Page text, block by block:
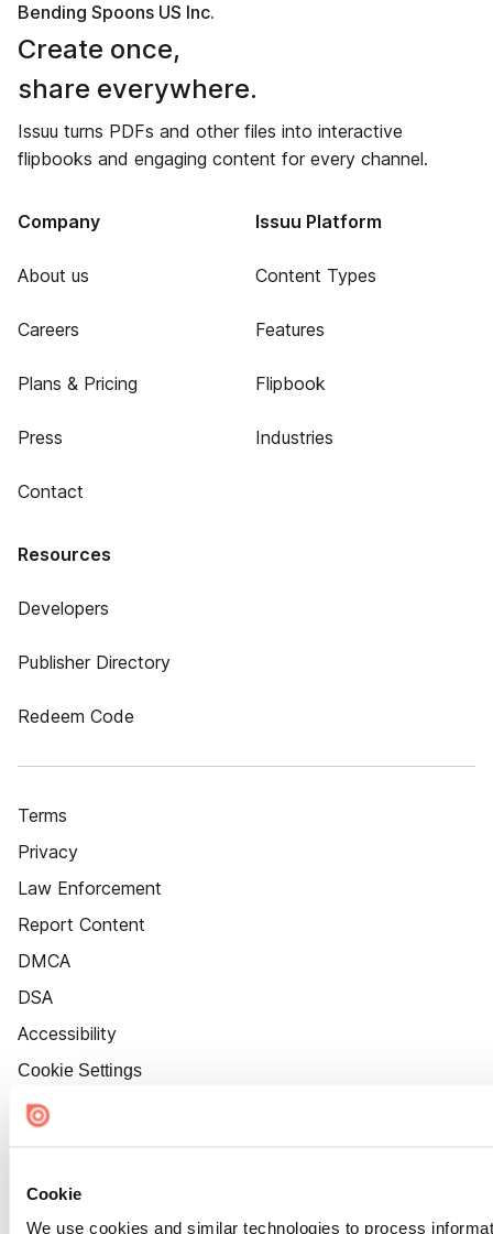
Cookie
We use cookies and similar technologies to process
Bending Spoons US Inc.
Create once,
share everywhere.
Issuu turns PDFs and other files into interactive
flipbooks and engaging content for every channel.
Company
About us
Careers
Plans & Pricing
Press
Contact
Issuu Platform
Content Types
Features
Flipbook
Industries
Resources
Developers
Publisher Directory
Redeem Code
Terms
Privacy
Law Enforcement
Report Content
DMCA
DSA
Accessibility
Cookie Settings